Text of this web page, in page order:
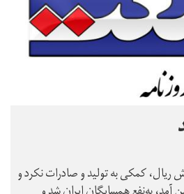
ریال، کمکی به تولید و صادرات نکرد و